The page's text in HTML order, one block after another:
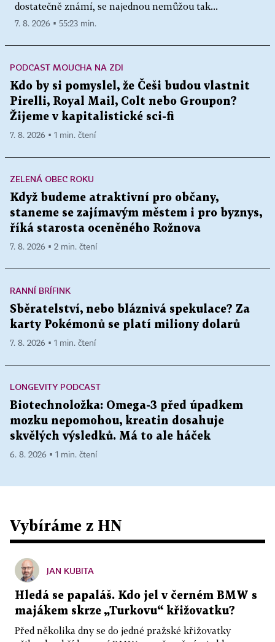
dostatečně známí, se najednou nemůžou tak...
7. 8. 2026 ▪ 55:23 min.
PODCAST MOUCHA NA ZDI
Kdo by si pomyslel, že Češi budou vlastnit
Pirelli, Royal Mail, Colt nebo Groupon?
Žijeme v kapitalistické sci-fi
7. 8. 2026 ▪ 1 min. čtení
ZELENÁ OBEC ROKU
Když budeme atraktivní pro občany,
staneme se zajímavým městem i pro byznys,
říká starosta oceněného Rožnova
7. 8. 2026 ▪ 2 min. čtení
RANNÍ BRÍFINK
Sběratelství, nebo bláznivá spekulace? Za
karty Pokémonů se platí miliony dolarů
7. 8. 2026 ▪ 1 min. čtení
LONGEVITY PODCAST
Biotechnoložka: Omega-3 před úpadkem
mozku nepomohou, kreatin dosahuje
skvělých výsledků. Má to ale háček
6. 8. 2026 ▪ 1 min. čtení
Vybíráme z HN
JAN KUBITA
Hledá se papaláš. Kdo jel v černém BMW s
majákem skrze „Turkovu“ křižovatku?
Před několika dny se do jedné pražské křižovatky